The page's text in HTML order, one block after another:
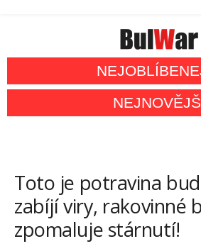
Toto je potravina
zabíjí viry, rakovinné
zpomaluje stárnutí!